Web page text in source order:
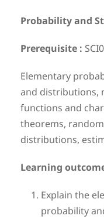
Probability and
Prerequisite :
Elementary
and distributions,
functions and
theorems,
distributions,
Learning
Explain the
probability